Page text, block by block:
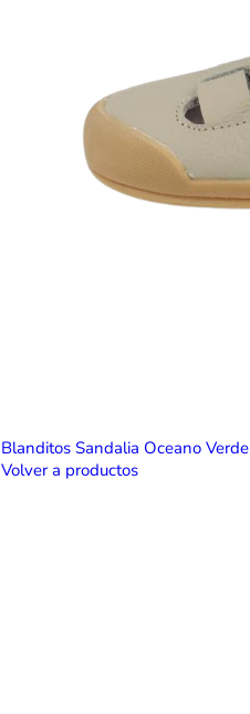
Blanditos Sandalia Oceano Verde
Volver a productos